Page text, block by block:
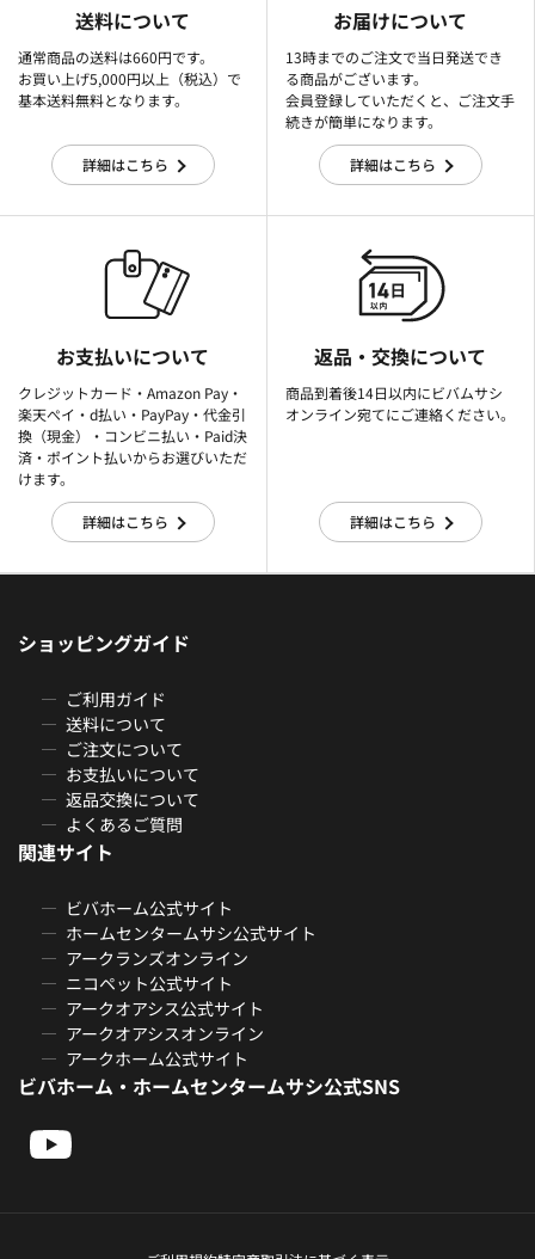
送料について
通常商品の送料は660円です。
お買い上げ5,000円以上（税込）で
基本送料無料となります。
詳細はこちら
お届けについて
13時までのご注文で当日発送でき
る商品がございます。
会員登録していただくと、ご注文手
続きが簡単になります。
詳細はこちら
お支払いについて
クレジットカード・Amazon Pay・
楽天ぺイ・d払い・PayPay・代金引
換（現金）・コンビニ払い・Paid決
済・ポイント払いからお選びいただ
けます。
詳細はこちら
返品・交換について
商品到着後14日以内にビバムサシ
オンライン宛てにご連絡ください。
詳細はこちら
ショッピングガイド
ご利用ガイド
送料について
ご注文について
お支払いについて
返品交換について
よくあるご質問
関連サイト
ビバホーム公式サイト
ホームセンタームサシ公式サイト
アークランズオンライン
ニコペット公式サイト
アークオアシス公式サイト
アークオアシスオンライン
アークホーム公式サイト
ビバホーム・ホームセンタームサシ公式SNS